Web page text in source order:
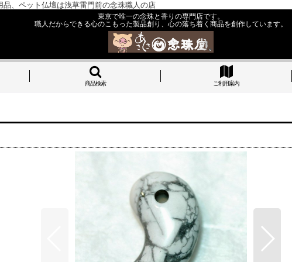
、ペット仏壇は浅草雷門前の念珠職人の店
東京で唯一の念珠と香りの専門店です。
職人だからできる心のこもった製品創り、心の落ち着く商品を創作しています。
商品検索 ご利用案内